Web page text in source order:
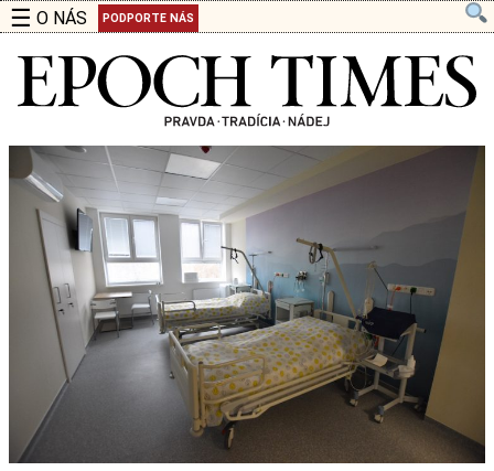
☰ O NÁS PODPORTE NÁS